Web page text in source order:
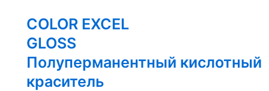
COLOR EXCEL
GLOSS
Полуперманентный кислотный
краситель